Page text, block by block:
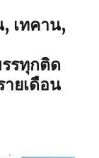
เทคาน,
รทุกติด
ายเดือน